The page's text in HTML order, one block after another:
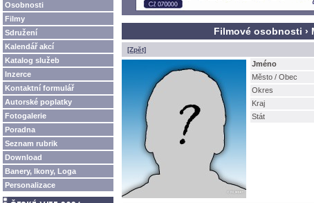
Osobnosti
Filmy
Sdružení
Kalendář akcí
Katalog služeb
Inzerce
Kontaktní formulář
Autorské poplatky
Fotogalerie
Poradna
Seznam rubrik
Download
Banery, Ikony, Loga
Personalizace
Filmové osobnosti ›
[Zpět]
Jméno
Město / Obec
Okres
Kraj
Stát